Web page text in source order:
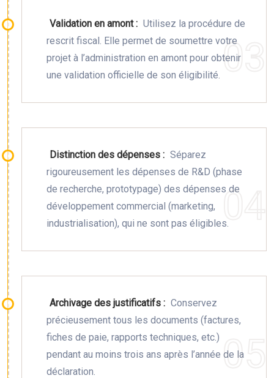
Validation en amont : Utilisez la procédure de
rescrit fiscal. Elle permet de soumettre votre
projet à l’administration en amont pour obtenir
une validation officielle de son éligibilité.
Distinction des dépenses : Séparez
rigoureusement les dépenses de R&D (phase
de recherche, prototypage) des dépenses de
développement commercial (marketing,
industrialisation), qui ne sont pas éligibles.
Archivage des justificatifs : Conservez
précieusement tous les documents (factures,
fiches de paie, rapports techniques, etc.)
pendant au moins trois ans après l’année de la
déclaration.